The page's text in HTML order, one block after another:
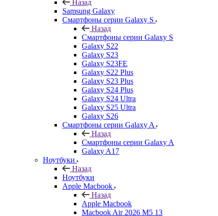
Назад
Samsung Galaxy
Смартфоны серии Galaxy S
Назад
Смартфоны серии Galaxy S
Galaxy S22
Galaxy S23
Galaxy S23FE
Galaxy S22 Plus
Galaxy S23 Plus
Galaxy S24 Plus
Galaxy S24 Ultra
Galaxy S25 Ultra
Galaxy S26
Смартфоны серии Galaxy A
Назад
Смартфоны серии Galaxy A
Galaxy A17
Ноутбуки
Назад
Ноутбуки
Apple Macbook
Назад
Apple Macbook
Macbook Air 2026 M5 13